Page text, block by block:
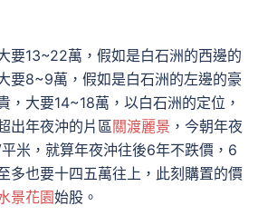
要13~22萬，假如是白石洲的西邊的
要8~9萬，假如是白石洲的左邊的豪
，大要14~18萬，以白石洲的定位，
出年夜沖的片區關渡麗景 ，今朝年夜
米，就算年夜沖往後6年不跌價，6
多也要十四五萬往上，此刻購置的價
景花園始股。